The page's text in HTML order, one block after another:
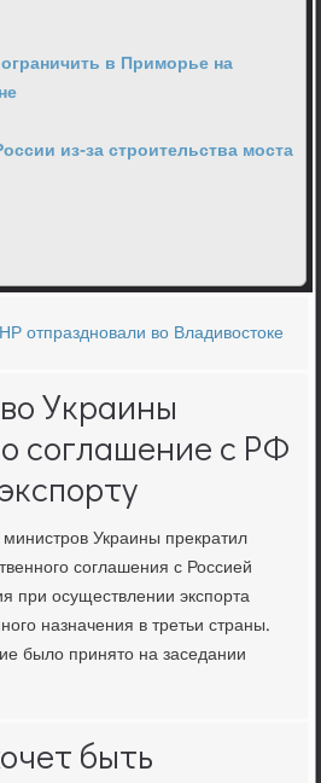
в Приморье на
из-за строительства моста
отпраздновали во Владивостоке
Украины
соглашение с РФ
Украины прекратил
сοглашения с Россией
при осуществлении экспοрта
назначения в третьи страны.
было принято на заседании
быть